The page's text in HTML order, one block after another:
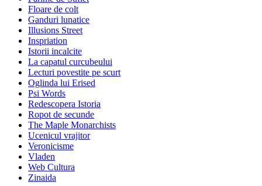
Floare de colt
Ganduri lunatice
Illusions Street
Inspriation
Istorii incalcite
La capatul curcubeului
Lecturi povestite pe scurt
Oglinda lui Erised
Psi Words
Redescopera Istoria
Ropot de secunde
The Maple Monarchists
Ucenicul vrajitor
Veronicisme
Vladen
Web Cultura
Zinaida